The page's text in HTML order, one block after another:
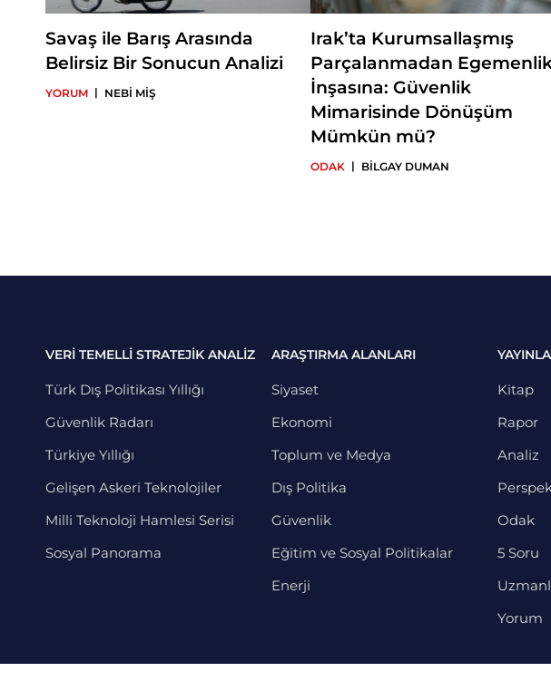
Savaş ile Barış Arasında
Belirsiz Bir Sonucun Analizi
YORUM | NEBİ MİŞ
Irak’ta Kurumsallaşmış
Parçalanmadan
İnşasına: Güvenlik
Mimarisinde Dönüşüm
Mümkün mü?
ODAK | BİLGAY DUMAN
VERİ TEMELLİ STRATEJİK ANALİZ
Türk Dış Politikası Yıllığı
Güvenlik Radarı
Türkiye Yıllığı
Gelişen Askeri Teknolojiler
Milli Teknoloji Hamlesi Serisi
Sosyal Panorama
ARAŞTIRMA ALANLARI
Siyaset
Ekonomi
Toplum ve Medya
Dış Politika
Güvenlik
Eğitim ve Sosyal Politikalar
Enerji
Kitap
Rapor
Analiz
Odak
5 Soru
Yorum